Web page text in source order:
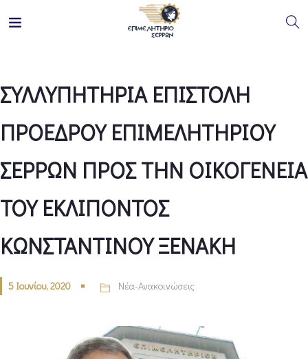
ΣΥΛΛΥΠΗΤΗΡΙΑ ΕΠΙΣΤΟΛΗ
ΠΡΟΕΔΡΟΥ ΕΠΙΜΕΛΗΤΗΡΙΟΥ
ΣΕΡΡΩΝ ΠΡΟΣ ΤΗΝ ΟΙΚΟΓΕΝΕΙΑ
ΤΟΥ ΕΚΛΙΠΟΝΤΟΣ
ΚΩΝΣΤΑΝΤΙΝΟΥ ΞΕΝΑΚΗ
5 Ιουνίου, 2020 Νέα-Ανακοινώσεις